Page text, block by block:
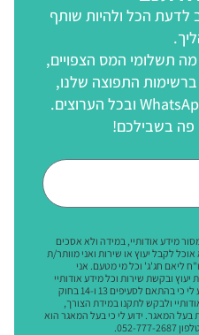
הכל ולהיות שותף
המס הצפויים,
התפוצה שלנו,
בדף הפייסבוק שלנו, ב-WhatsApp ובכל הערוצים.
בשבילכם!
אודותיי, במידה ולא אסכים
יעוץ או שירות ואני מוותר/ת
חג'ג' וכל מי מטעם. אני
שירות וכל מידע אודותיי
שישמר לצורך קבלת יעוץ או שירות. ידוע לי כי בהתאם לסעיפים 13 ו-14 בחוק
ולבקש לתקנו במידת הצורך,
ידוע לי כי בעל המאגר הוא